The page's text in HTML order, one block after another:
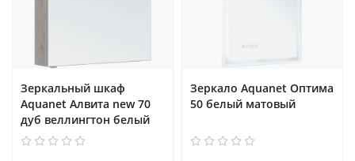
Зеркальный шкаф
Aquanet Алвита new 70
дуб веллингтон белый
Зеркало Aquanet Оптима
50 белый матовый